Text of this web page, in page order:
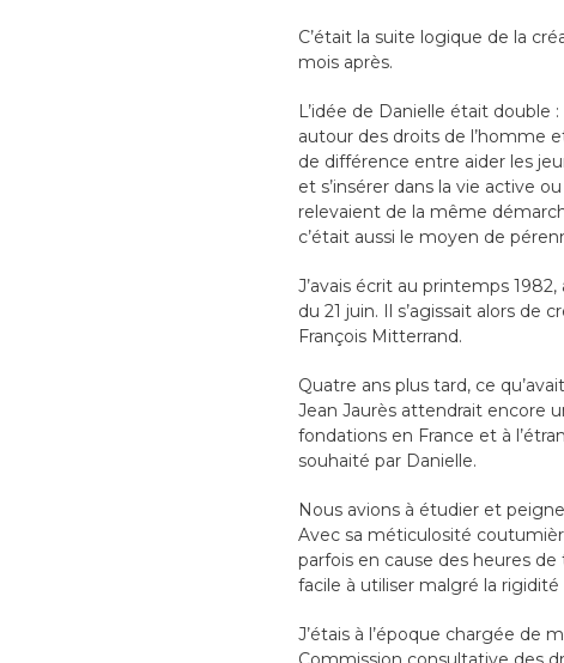
C’était la suite logique de la
mois après.
L’idée de Danielle était double
autour des droits de l’homme
de différence entre aider les
et s’insérer dans la vie active
relevaient de la même
c’était aussi le moyen de
J’avais écrit au printemps
du 21 juin. Il s’agissait alors
François Mitterrand.
Quatre ans plus tard, ce
Jean Jaurès attendrait encore
fondations en France et à
souhaité par Danielle.
Nous avions à étudier et
Avec sa méticulosité
parfois en cause des heures de
facile à utiliser malgré la
J’étais à l’époque chargée de